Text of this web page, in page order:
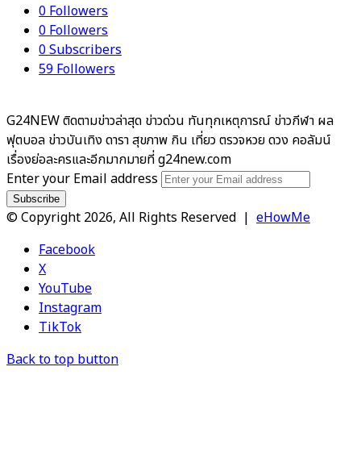
0Followers
0Followers
0Subscribers
59Followers
G24NEW ติดตามข่าวล่าสุด ข่าวด่วน ทันทุกเหตุการณ์ ข่าวกีฬา ผล
ฟุตบอล ข่าวบันเทิง ดารา สุขภาพ กิน เที่ยว ตรวจหวย ดวง คอลัมน์
เรื่องย่อละครและอีกมากมายที่ g24new.com
Enter your Email address
© Copyright 2026, All Rights Reserved | eHowMe
Facebook
X
YouTube
Instagram
TikTok
Back to top button